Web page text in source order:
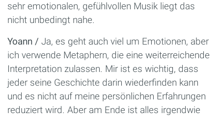
sehr emotionalen, gefühlvollen Musik liegt das
nicht unbedingt nahe.
Yoann / Ja, es geht auch viel um Emotionen, aber
ich verwende Metaphern, die eine weiterreichende
Interpretation zulassen. Mir ist es wichtig, dass
jeder seine Geschichte darin wiederfinden kann
und es nicht auf meine persönlichen Erfahrungen
reduziert wird. Aber am Ende ist alles irgendwie